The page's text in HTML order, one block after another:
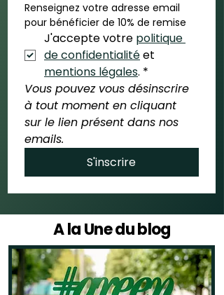
Renseignez votre adresse email
pour bénéficier de 10% de remise
J'accepte votre politique
de confidentialité
mentions légales. *
Vous pouvez vous désinscrire
à tout moment en cliquant
sur le lien présent dans nos
emails.
S'inscrire
A la Une du blog